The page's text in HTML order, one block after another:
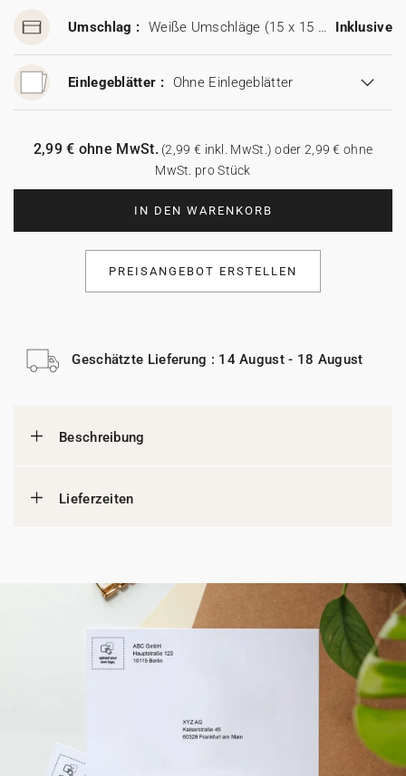
Umschlag : Weiße Umschläge (15 x 15 cm) Inklusive
Einlegeblätter : Ohne Einlegeblätter
IN DEN WARENKORB
2,99 € ohne MwSt.(2,99 € inkl. MwSt.) oder 2,99 € ohne
MwSt. pro Stück
PREISANGEBOT ERSTELLEN
Geschätzte Lieferung : 14 August - 18 August
Beschreibung
Lieferzeiten